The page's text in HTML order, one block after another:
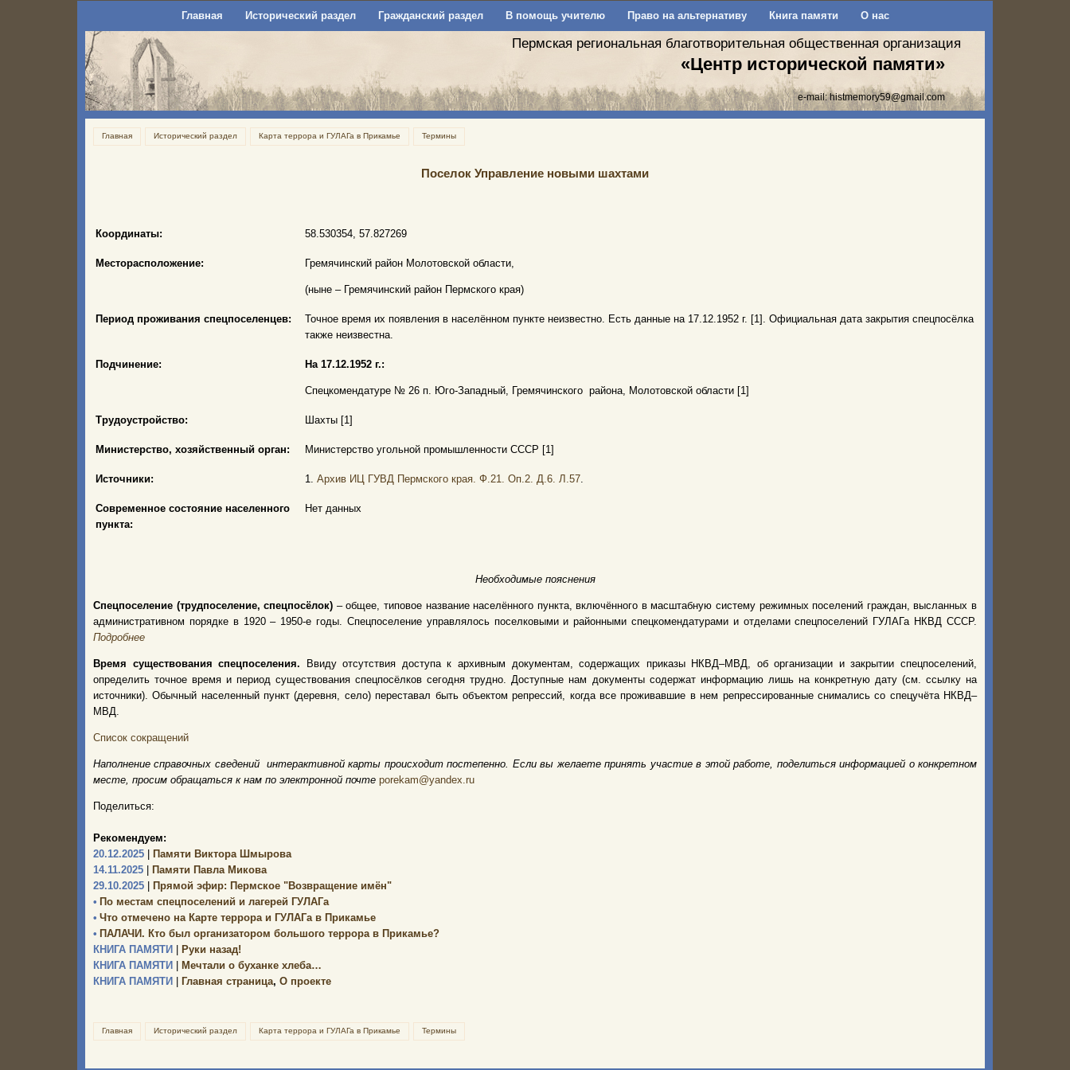
Главная Исторический раздел Гражданский раздел В помощь учителю Право на альтернативу Книга памяти О нас
Пермская региональная благотворительная общественная организация
«Центр исторической памяти»
e-mail:histmemory59@gmail.com
Главная Исторический раздел Карта террора и ГУЛАГа в Прикамье Термины
Поселок Управление новыми шахтами
Координаты: 58.530354, 57.827269
Месторасположение: Гремячинский район Молотовской области,
(ныне – Гремячинский район Пермского края)
Период проживания спецпоселенцев:
Точное время их появления в населённом пункте неизвестно. Есть данные на 17.12.1952 г. [1]. Официальная дата закрытия спецпосёлка
также неизвестна.
Подчинение: На 17.12.1952 г.:
Спецкомендатуре № 26 п. Юго-Западный, Гремячинского района, Молотовской области [1]
Трудоустройство: Шахты [1]
Министерство, хозяйственный орган: Министерство угольной промышленности СССР [1]
Источники: 1. Архив ИЦ ГУВД Пермского края. Ф.21. Оп.2. Д.6. Л.57.
Современное состояние населенного
пункта:
Нет данных
Необходимые пояснения
Спецпоселение (трудпоселение, спецпосёлок) – общее, типовое название населённого пункта, включённого в масштабную систему режимных поселений граждан, высланных в
административном порядке в 1920 – 1950-е годы. Спецпоселение управлялось поселковыми и районными спецкомендатурами и отделами спецпоселений ГУЛАГа НКВД СССР.
Подробнее
Время существования спецпоселения.
Ввиду отсутствия доступа к архивным документам, содержащих приказы НКВД–МВД, об организации и закрытии спецпоселений,
определить точное время и период существования спецпосёлков сегодня трудно. Доступные нам документы содержат информацию лишь на конкретную дату (см. ссылку на
источники). Обычный населенный пункт (деревня, село) переставал быть объектом репрессий, когда все проживавшие в нем репрессированные снимались со спецучёта НКВД–
МВД.
Список сокращений
Наполнение справочных сведений интерактивной карты происходит постепенно. Если вы желаете принять участие в этой работе, поделиться информацией о конкретном
месте, просим обращаться к нам по электронной почте porekam@yandex.ru
Поделиться:
Рекомендуем:
20.12.2025
Памяти Виктора Шмырова
14.11.2025
Памяти Павла Микова
29.10.2025
Прямой эфир: Пермское "Возвращение имён"
• По местам спецпоселений и лагерей ГУЛАГа
• Что отмечено на Карте террора и ГУЛАГа в Прикамье
• ПАЛАЧИ. Кто был организатором большого террора в Прикамье?
КНИГА ПАМЯТИ
Руки назад!
КНИГА ПАМЯТИ
Мечтали о буханке хлеба…
КНИГА ПАМЯТИ
Главная страница, О проекте
Главная Исторический раздел Карта террора и ГУЛАГа в Прикамье Термины